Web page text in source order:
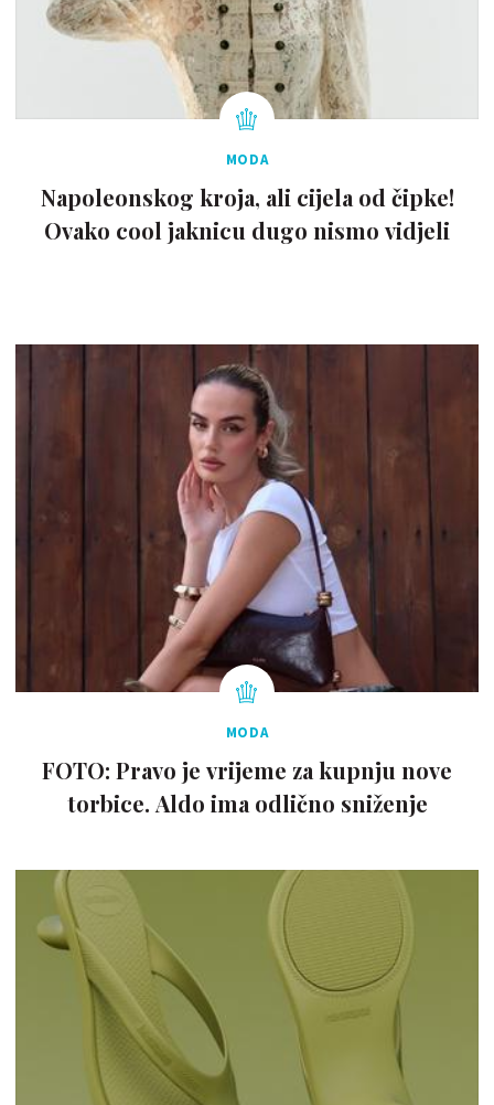
MODA
Napoleonskog kroja, ali cijela od čipke!
Ovako cool jaknicu dugo nismo vidjeli
MODA
FOTO: Pravo je vrijeme za kupnju nove
torbice. Aldo ima odlično sniženje